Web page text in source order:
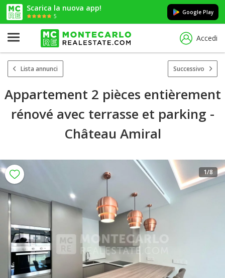
Scarica la nuova app!
5
Google Play
Accedi
Lista annunci Successivo
Appartement 2 pièces entièrement
rénové avec terrasse et parking -
Château Amiral
1/8